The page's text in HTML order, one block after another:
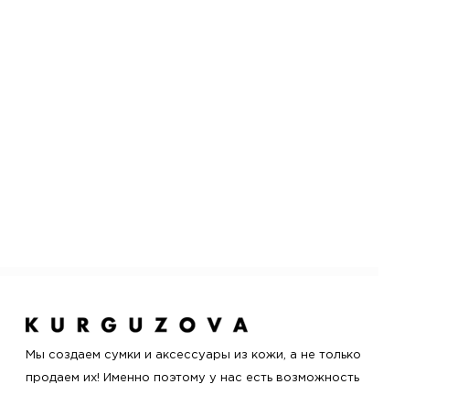
Мы создаем сумки и аксессуары из кожи, а не только
продаем их! Именно поэтому у нас есть возможность